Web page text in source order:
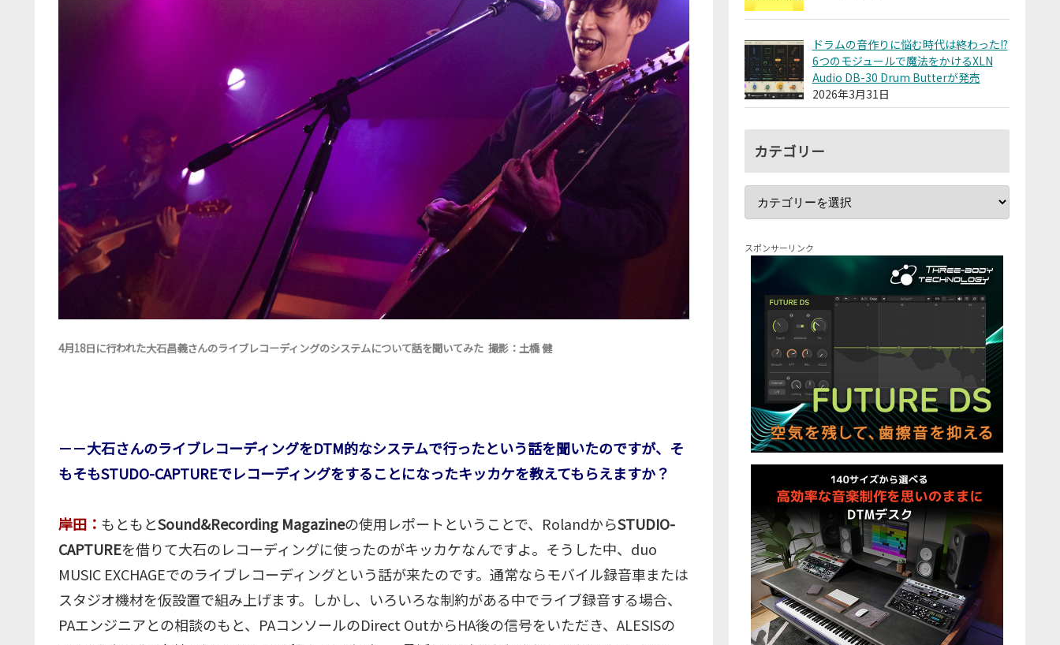
4月18日に行われた大石昌義さんのライブレコーディングのシステムについて話を聞いてみた 撮影： 土橋 健
－－大石さんのライブレコーディングをDTM的なシステムで行ったという話を聞いたのですが、そ
もそもSTUDO-CAPTUREでレコーディングをすることになったキッカケを教えてもらえますか？
岸田： もともとSound&Recording Magazineの使用レポートということで、RolandからSTUDIO-
CAPTUREを借りて大石のレコーディングに使ったのがキッカケなんですよ。そうした中、duo
MUSIC EXCHAGEでのライブレコーディングという話が来たのです。通常ならモバイル録音車または
スタジオ機材を仮設置で組み上げます。しかし、いろいろな制約がある中でライブ録音する場合、
PAエンジニアとの相談のもと、PAコンソールのDirect OutからHA後の信号をいただき、ALESISの
ドラムの音作りに悩む時代は終わった!?
6つのモジュールで魔法をかけるXLN
Audio DB-30 Drum Butterが発売
2026年3月31日
カテゴリー
スポンサーリンク